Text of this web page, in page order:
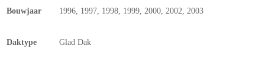
Bouwjaar 1996, 1997, 1998, 1999, 2000, 2002, 2003
Daktype Glad Dak